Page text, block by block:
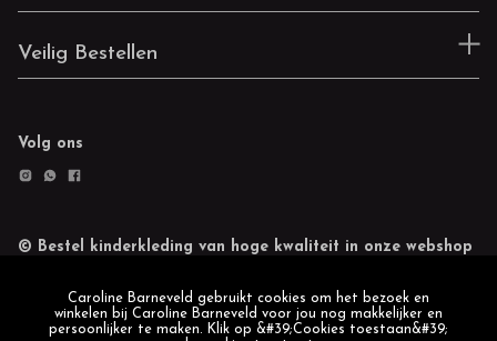
Veilig Bestellen
Volg ons
© Bestel kinderkleding van hoge kwaliteit in onze webshop
Caroline Barneveld gebruikt cookies om het bezoek en
winkelen bij Caroline Barneveld voor jou nog makkelijker en
persoonlijker te maken. Klik op &#39;Cookies toestaan&#39;